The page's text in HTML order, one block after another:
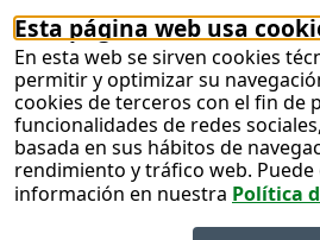
Esta página web usa
En esta web se sirven cookies
permitir y optimizar su
cookies de terceros con el fin de
funcionalidades de redes
basada en sus hábitos de
rendimiento y tráfico web.
información en nuestra Política